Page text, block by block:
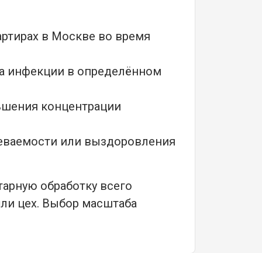
в Москве во время
инфекции в определённом
концентрации
или выздоровления
обработку всего
цех. Выбор масштаба